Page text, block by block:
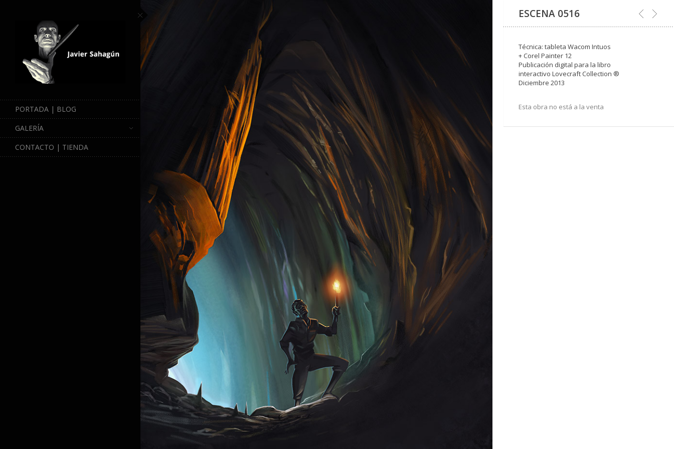
PORTADA | BLOG
GALERÍA
CONTACTO | TIENDA
ESCENA 0516
Técnica: tableta Wacom Intuos
+ Corel Painter 12
Publicación digital para la libro
interactivo Lovecraft Collection ®
Diciembre 2013
Esta obra no está a la venta